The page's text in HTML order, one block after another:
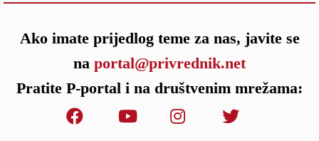
Ako imate prijedlog teme za nas, javite se
na portal@privrednik.net
Pratite P-portal i na društvenim mrežama: